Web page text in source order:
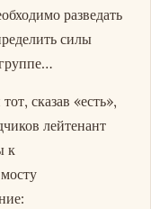
разведать
силы
сказав «есть»,
лейтенант
к